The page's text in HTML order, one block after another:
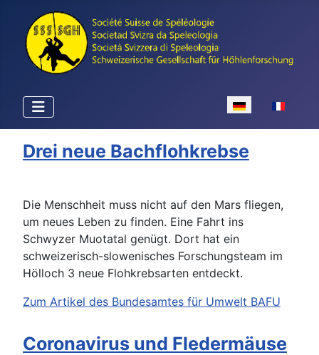
Sprache
Drei neue Bachflohkrebse
Die Menschheit muss nicht auf den Mars fliegen,
um neues Leben zu finden. Eine Fahrt ins
Schwyzer Muotatal genügt. Dort hat ein
schweizerisch-slowenisches Forschungsteam im
Hölloch 3 neue Flohkrebsarten entdeckt.
Zum Artikel des Bundesamtes für Umwelt BAFU
Coronavirus und Fledermäuse